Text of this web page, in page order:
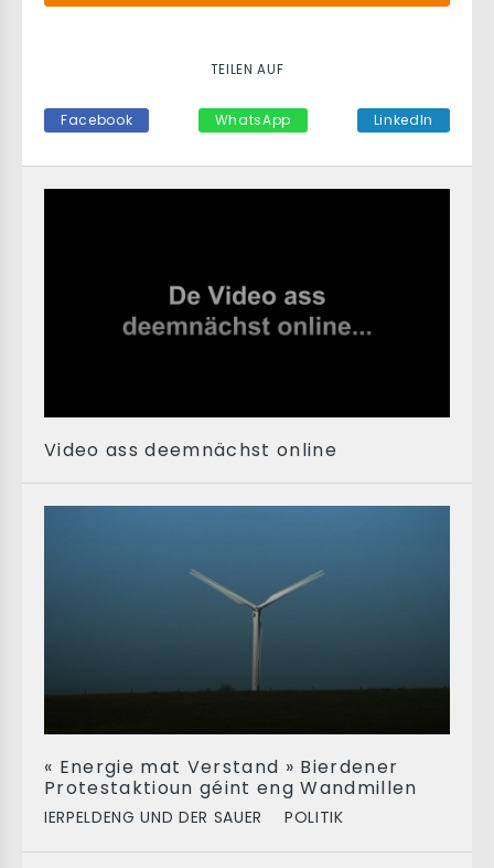
Video ass deemnächst online
« Energie mat Verstand » Bierdener
Protestaktioun géint eng Wandmillen
IERPELDENG UND DER SAUER POLITIK
TEILEN AUF
Facebook WhatsApp LinkedIn